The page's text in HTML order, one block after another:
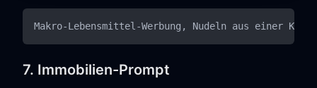
7. Immobilien-Prompt